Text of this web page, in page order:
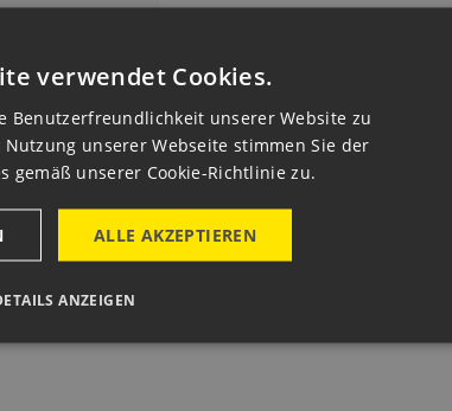
2–4 weeks
verwendet Cookies.
Benutzerfreundlichkeit unserer Website zu
unserer Webseite stimmen Sie der
gemäß unserer Cookie-Richtlinie zu.
ALLE AKZEPTIEREN
ANZEIGEN